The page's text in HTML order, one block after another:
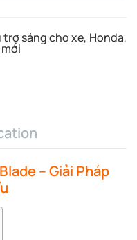
trợ sáng cho xe, Honda,
– Giải Pháp